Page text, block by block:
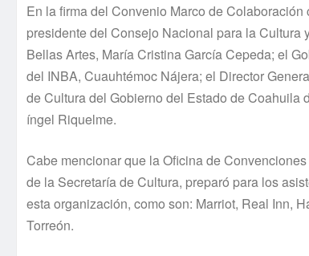
En la firma del Convenio Marco de
presidente del Consejo Nacional para la Cultura
Bellas Artes, Marí­a Cristina Garcí­a Cepeda; el
del INBA, Cuauhtémoc Nájera; el Director
de Cultura del Gobierno del Estado de Coahuila
íngel Riquelme.
Cabe mencionar que la Oficina de
de la Secretarí­a de Cultura, preparó para los
esta organización, como son: Marriot, Real Inn,
Torreón.